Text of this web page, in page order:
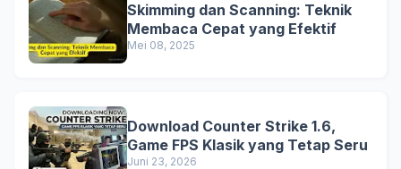
Skimming dan Scanning: Teknik
Membaca Cepat yang Efektif
Mei 08, 2025
Download Counter Strike 1.6,
Game FPS Klasik yang Tetap Seru
Juni 23, 2026